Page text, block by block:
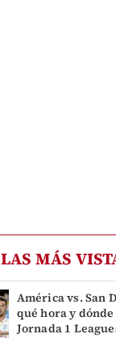
LAS MÁS
América vs. San
qué hora y
Jornada 1